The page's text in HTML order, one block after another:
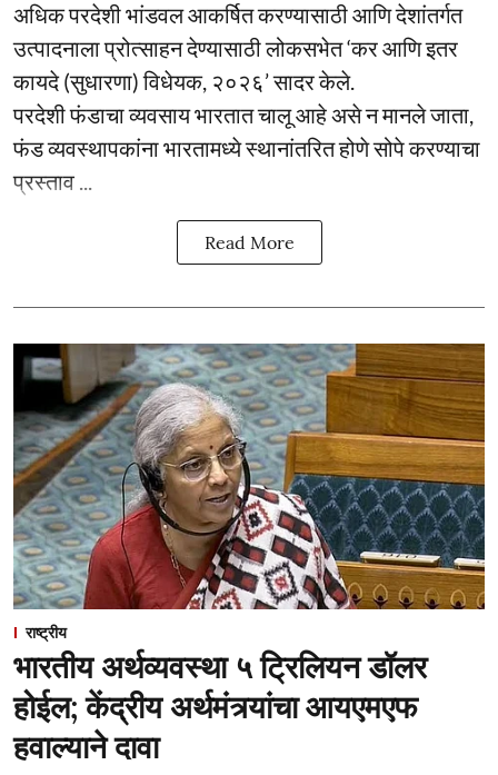
अधिक परदेशी भांडवल आकर्षित करण्यासाठी आणि देशांतर्गत
उत्पादनाला प्रोत्साहन देण्यासाठी लोकसभेत ‘कर आणि इतर
कायदे (सुधारणा) विधेयक, २०२६’ सादर केले.
परदेशी फंडाचा व्यवसाय भारतात चालू आहे असे न मानले जाता,
फंड व्यवस्थापकांना भारतामध्ये स्थानांतरित होणे सोपे करण्याचा
प्रस्ताव ...
Read More
राष्ट्रीय
भारतीय अर्थव्यवस्था ५ ट्रिलियन डॉलर
होईल; केंद्रीय अर्थमंत्र्यांचा आयएमएफ
हवाल्याने दावा